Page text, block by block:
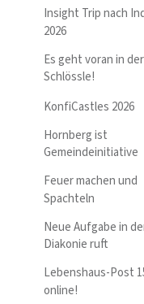
Insight Trip nach
2026
Es geht voran in
Schlössle!
KonfiCastles 2026
Hornberg ist
Gemeindeinitiative
Feuer machen und
Spachteln
Neue Aufgabe in
Diakonie ruft
Lebenshaus-Post
online!